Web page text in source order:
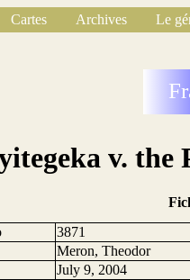
Cartes Archives
Le
v. the
3871
Meron, Theodor
July 9, 2004